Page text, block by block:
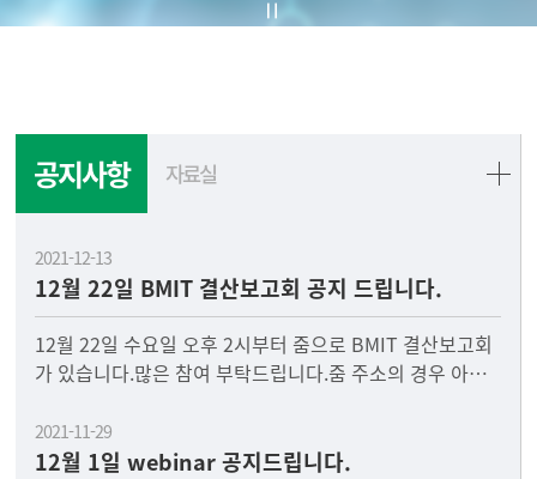
공지사항 자료실
2021-12-13
12월 22일 BMIT 결산보고회 공지 드립니다.
12월 22일 수요일 오후 2시부터 줌으로 BMIT 결산보고회
가 있습니다.많은 참여 부탁드립니다.줌 주소의 경우 아래
2021-11-29
12월 1일 webinar 공지드립니다.